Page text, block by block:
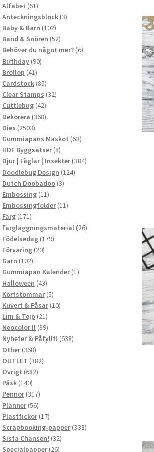
Alfabet 6161
produkter
Anteckningsblock 33
Baby & Barn 102102
produkter
Band & Snören 5252
produkter
Behöver du något mer? 66
Birthday 9090
Bröllop 4141
produkter
Cardstock 8585
produkter
Clear Stamps 3232
Cuttlebug 4242
produkter
Dekorera 368368
Dies 25032503
produkter
Gummiapans Maskot 6363
HDF Byggsatser 88
produkter
Djur | Fåglar | Insekter 384384
Doodlebug Design 124124
Dutch Doobadoo 33
Embossing 1111
produkter
Embossingfolder 1111
Färg 171171
produkter
Färgläggningsmaterial 2626
Födelsedag 179179
Förvaring 2020
Garn 102102
produkter
Gummiapan Kalender 11
Halloween 4343
produkter
Kortstommar 55
produkter
Kuvert & Påsar 1010
Lim & Tejp 2121
produkter
Neocolor II 8989
produkter
Nyheter & Påfyllt! 638638
Other 368368
produkter
OUTLET 382382
Övrigt 682682
Påsk 140140
produkter
Pennor 317317
produkter
Planner 5656
produkter
Plastfickor 1717
produkter
Scrapbooking-papper 338338
Sista Chansen! 3232
Specialpapper 2626